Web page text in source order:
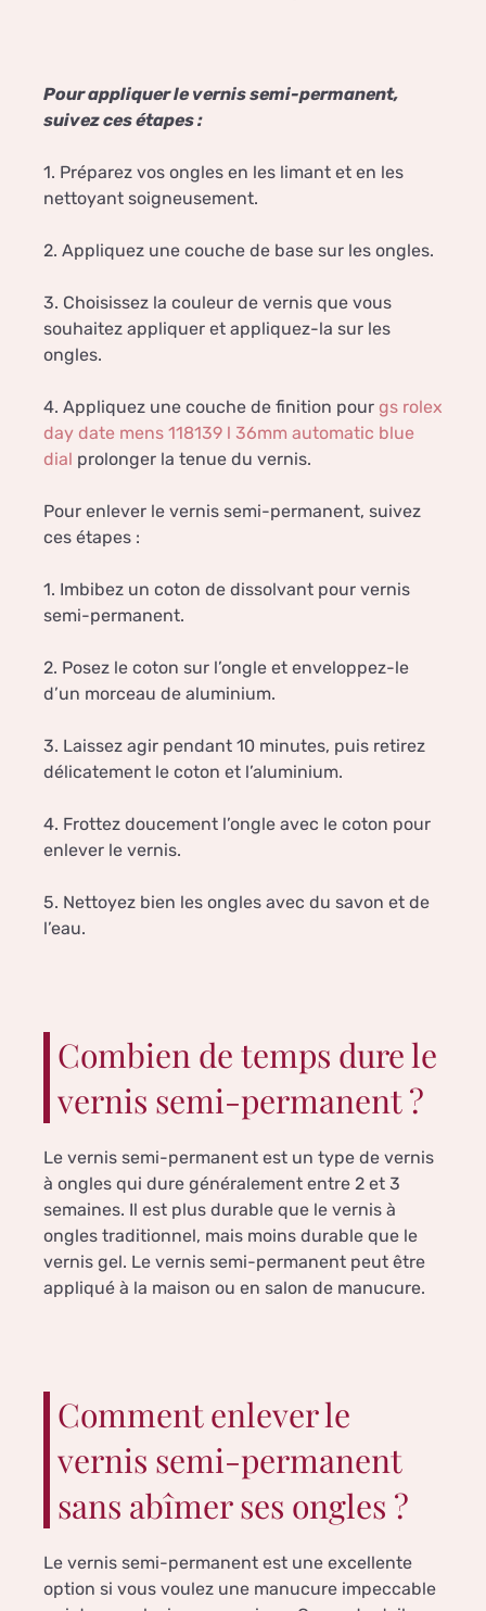
Pour appliquer le vernis semi-permanent,
suivez ces étapes :
1. Préparez vos ongles en les limant et en les
nettoyant soigneusement.
2. Appliquez une couche de base sur les ongles.
3. Choisissez la couleur de vernis que vous
souhaitez appliquer et appliquez-la sur les
ongles.
4. Appliquez une couche de finition pour gs rolex
day date mens 118139 l 36mm automatic blue
dial prolonger la tenue du vernis.
Pour enlever le vernis semi-permanent, suivez
ces étapes :
1. Imbibez un coton de dissolvant pour vernis
semi-permanent.
2. Posez le coton sur l’ongle et enveloppez-le
d’un morceau de aluminium.
3. Laissez agir pendant 10 minutes, puis retirez
délicatement le coton et l’aluminium.
4. Frottez doucement l’ongle avec le coton pour
enlever le vernis.
5. Nettoyez bien les ongles avec du savon et de
l’eau.
Combien de temps dure le
vernis semi-permanent ?
Le vernis semi-permanent est un type de vernis
à ongles qui dure généralement entre 2 et 3
semaines. Il est plus durable que le vernis à
ongles traditionnel, mais moins durable que le
vernis gel. Le vernis semi-permanent peut être
appliqué à la maison ou en salon de manucure.
Comment enlever le
vernis semi-permanent
sans abîmer ses ongles ?
Le vernis semi-permanent est une excellente
option si vous voulez une manucure impeccable